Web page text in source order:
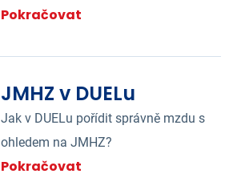
Pokračovat
JMHZ v DUELu
Jak v DUELu pořídit správně mzdu s
ohledem na JMHZ?
Pokračovat